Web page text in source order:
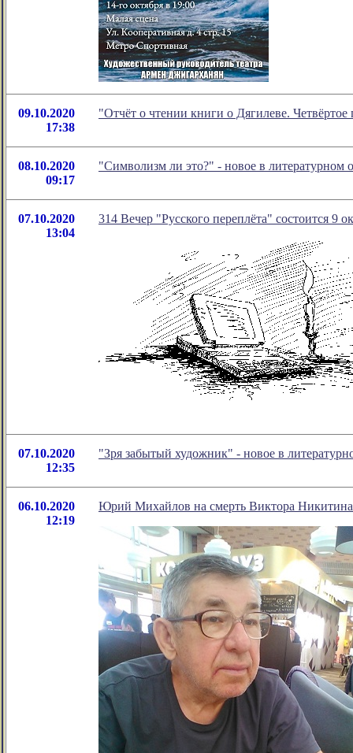
09.10.2020
17:38
"Отчёт о чтении книги о Дягилеве.
08.10.2020
09:17
"Символизм ли это?" - новое в
07.10.2020
13:04
314 Вечер "Русского переплёта" состоится 9
07.10.2020
12:35
"Зря забытый художник" - новое в
06.10.2020
12:19
Юрий Михайлов на смерть Виктора Никитина